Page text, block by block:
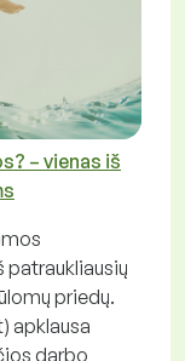
– vienas iš
priedų.
apklausa
darbo